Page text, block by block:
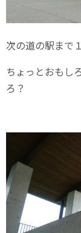
次の道の駅まで
ちょっとおもし
ろ？